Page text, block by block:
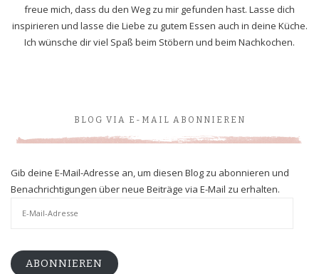
freue mich, dass du den Weg zu mir gefunden hast. Lasse dich
inspirieren und lasse die Liebe zu gutem Essen auch in deine Küche.
Ich wünsche dir viel Spaß beim Stöbern und beim Nachkochen.
BLOG VIA E-MAIL ABONNIEREN
Gib deine E-Mail-Adresse an, um diesen Blog zu abonnieren und
Benachrichtigungen über neue Beiträge via E-Mail zu erhalten.
ABONNIEREN